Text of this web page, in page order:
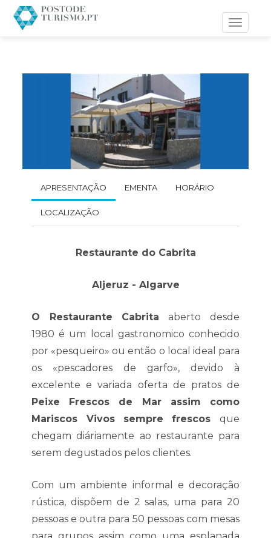
Toggle
APRESENTAÇÃO EMENTA HORÁRIO
LOCALIZAÇÃO
Restaurante do Cabrita
Aljeruz - Algarve
O Restaurante Cabritaaberto desde
1980 é um local gastronomico conhecido
por «pesqueiro» ou então o local ideal para
os «pescadores de garfo», devido à
excelente e variada oferta de pratos de
Peixe Frescos de Mar assim como
Mariscos Vivos sempre frescos que
chegam diáriamente ao restaurante para
serem degustados pelos clientes.
Com um ambiente informal e decoração
rústica, dispõem de 2 salas, uma para 20
pessoas e outra para 50 pessoas com mesas